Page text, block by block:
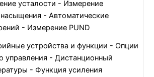
усталости - Измерение
- Автоматические
- Измерение PUND
устройства и функции - Опции
управления - Дистанционный
- Функция усиления